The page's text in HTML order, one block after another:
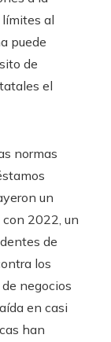
al
puede
de
el
normas
un
2022, un
de
los
negocios
en casi
han